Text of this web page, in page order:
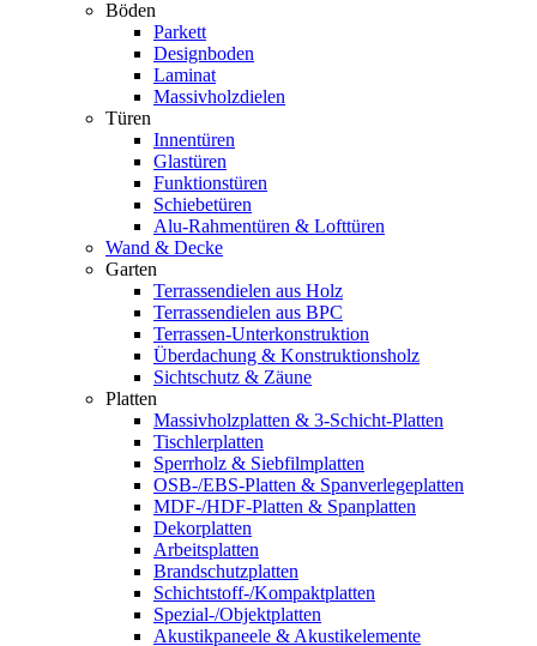
Böden
Parkett
Designboden
Laminat
Massivholzdielen
Türen
Innentüren
Glastüren
Funktionstüren
Schiebetüren
Alu-Rahmentüren & Lofttüren
Wand & Decke
Garten
Terrassendielen aus Holz
Terrassendielen aus BPC
Terrassen-Unterkonstruktion
Überdachung & Konstruktionsholz
Sichtschutz & Zäune
Platten
Massivholzplatten & 3-Schicht-Platten
Tischlerplatten
Sperrholz & Siebfilmplatten
OSB-/EBS-Platten & Spanverlegeplatten
MDF-/HDF-Platten & Spanplatten
Dekorplatten
Arbeitsplatten
Brandschutzplatten
Schichtstoff-/Kompaktplatten
Spezial-/Objektplatten
Akustikpaneele & Akustikelemente